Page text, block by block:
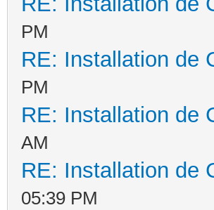
PM
RE: Installation de
PM
RE: Installation de
AM
RE: Installation de
05:39 PM